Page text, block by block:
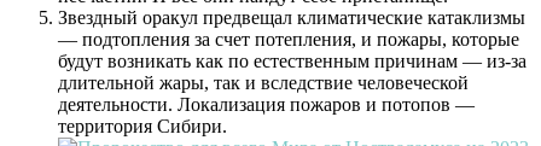
Звездный оракул предвещал климатические катаклизмы
— подтопления за счет потепления, и пожары, которые
будут возникать как по естественным причинам — из-за
длительной жары, так и вследствие человеческой
деятельности. Локализация пожаров и потопов —
территория Сибири.